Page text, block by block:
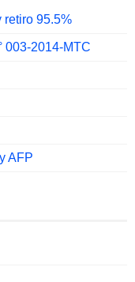
retiro 95.5%
003-2014-MTC
AFP